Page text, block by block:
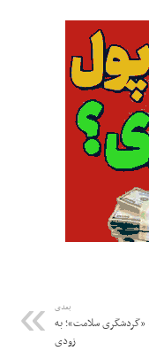
بعدی
«گردشگری سلامت»؛ به
زودی